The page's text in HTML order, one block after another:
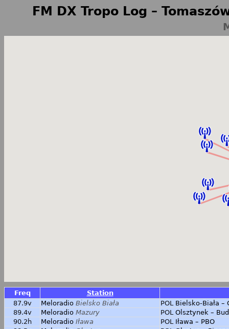
FM DX Tropo Log –
Freq
Station
87.9v
Meloradio Bielsko Biała POL Bielsko-Biała –
89.4v
Meloradio Mazury POL Olsztynek –
90.2h
Meloradio Iława POL Iława – PBO